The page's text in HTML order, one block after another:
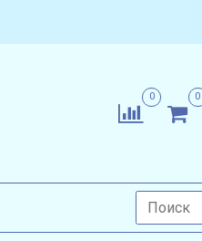
0 0